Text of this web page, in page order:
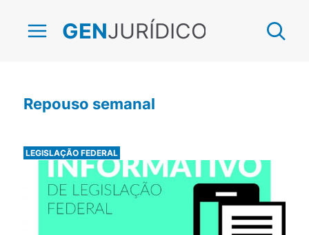
GENJURÍDICO
Repouso semanal
LEGISLAÇÃO FEDERAL